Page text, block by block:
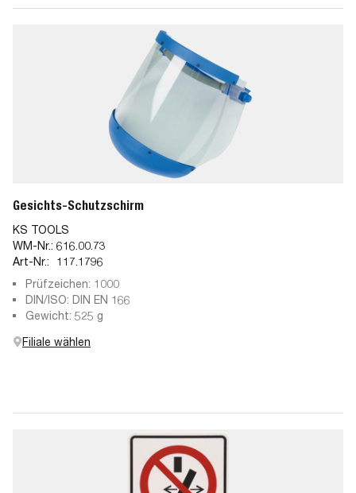
Gesichts-Schutzschirm
KS TOOLS
WM-Nr.: 616.00.73
Art-Nr.:
117.1796
Prüfzeichen: 1000
DIN/ISO: DIN EN 166
Gewicht: 525 g
Filiale wählen